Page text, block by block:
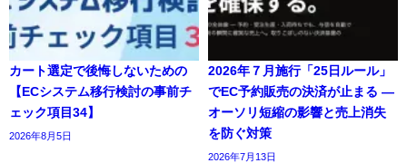
カート選定で後悔しないための
【ECシステム移行検討の事前チ
ェック項目34】
2026年8月5日
2026年７月施行「25日ルール」
でEC予約販売の決済が止まる ―
オーソリ短縮の影響と売上消失
を防ぐ対策
2026年7月13日